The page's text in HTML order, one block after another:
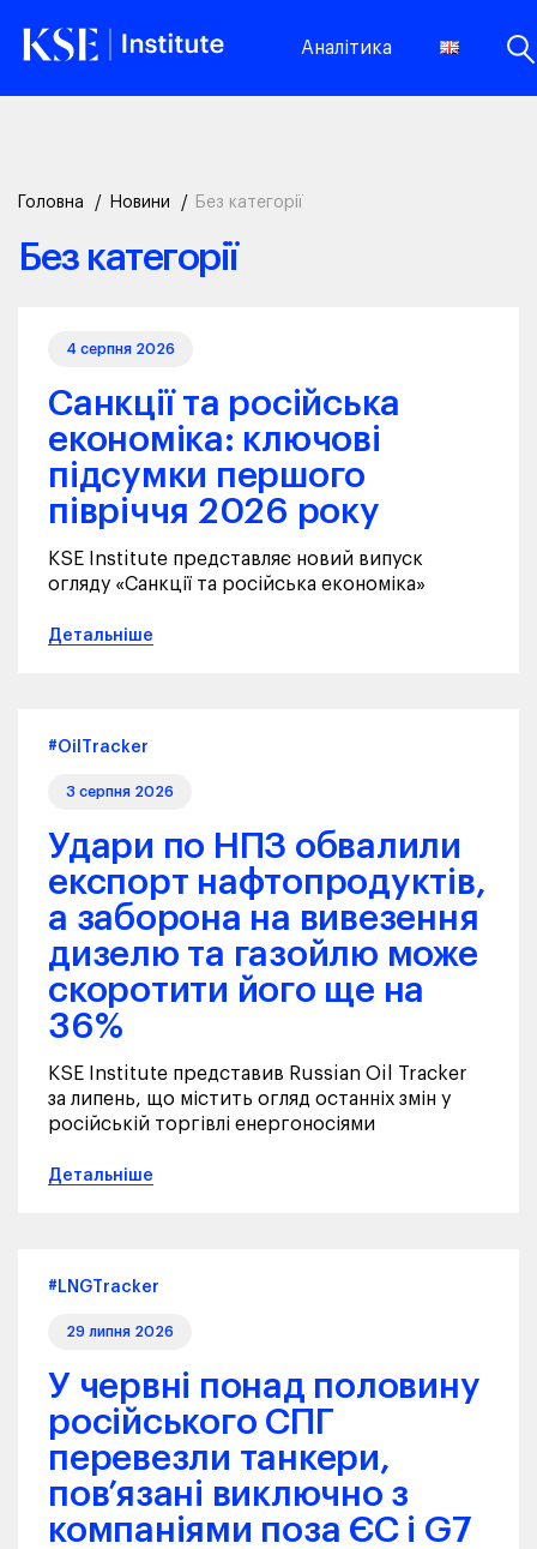
Аналітика
Головна Новини Без категорії
Без категорії
4 серпня 2026
Санкції та російська
економіка: ключові
підсумки першого
півріччя 2026 року
KSE Institute представляє новий випуск
огляду «Санкції та російська економіка»
Детальніше
#OilTracker
3 серпня 2026
Удари по НПЗ обвалили
експорт нафтопродуктів,
а заборона на вивезення
дизелю та газойлю може
скоротити його ще на
36%
KSE Institute представив Russian Oil Tracker
за липень, що містить огляд останніх змін у
російській торгівлі енергоносіями
Детальніше
#LNGTracker
29 липня 2026
У червні понад половину
російського СПГ
перевезли танкери,
пов’язані виключно з
компаніями поза ЄС і G7